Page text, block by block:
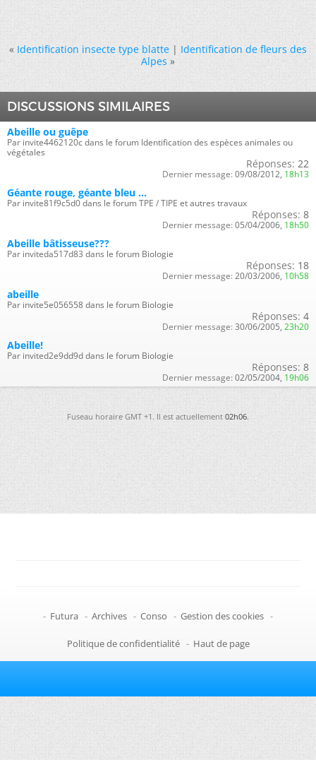
« Identification insecte type blatte|Identification de fleurs des
Alpes »
DISCUSSIONS SIMILAIRES
Abeille ou guêpe
Par invite4462120c dans le forum Identification des espèces animales ou
végétales
Réponses: 22
Dernier message: 09/08/2012, 18h13
Géante rouge, géante bleu ...
Par invite81f9c5d0 dans le forum TPE / TIPE et autres travaux
Réponses: 8
Dernier message: 05/04/2006, 18h50
Abeille bâtisseuse???
Par inviteda517d83 dans le forum Biologie
Réponses: 18
Dernier message: 20/03/2006, 10h58
abeille
Par invite5e056558 dans le forum Biologie
Réponses: 4
Dernier message: 30/06/2005, 23h20
Abeille!
Par invited2e9dd9d dans le forum Biologie
Réponses: 8
Dernier message: 02/05/2004, 19h06
Fuseau horaire GMT +1. Il est actuellement02h06.
- Futura - Archives - Conso - Gestion des cookies -
Politique de confidentialité - Haut de page